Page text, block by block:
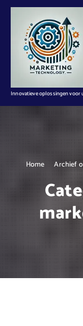
n
Innovatieve oplossingen voor
Home Archief